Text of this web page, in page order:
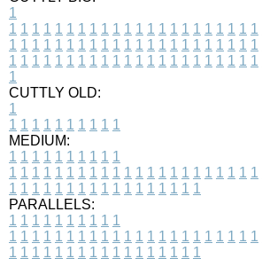
1
1 1 1 1 1 1 1 1 1 1 1 1 1 1 1 1 1 1 1 1 1 1
1 1 1 1 1 1 1 1 1 1 1 1 1 1 1 1 1 1 1 1 1 1
1 1 1 1 1 1 1 1 1 1 1 1 1 1 1 1 1 1 1 1 1 1
1
CUTTLY OLD:
1
1 1 1 1 1 1 1 1 1 1
MEDIUM:
1 1 1 1 1 1 1 1 1 1
1 1 1 1 1 1 1 1 1 1 1 1 1 1 1 1 1 1 1 1 1 1
1 1 1 1 1 1 1 1 1 1 1 1 1 1 1 1 1
PARALLELS:
1 1 1 1 1 1 1 1 1 1
1 1 1 1 1 1 1 1 1 1 1 1 1 1 1 1 1 1 1 1 1 1
1 1 1 1 1 1 1 1 1 1 1 1 1 1 1 1 1